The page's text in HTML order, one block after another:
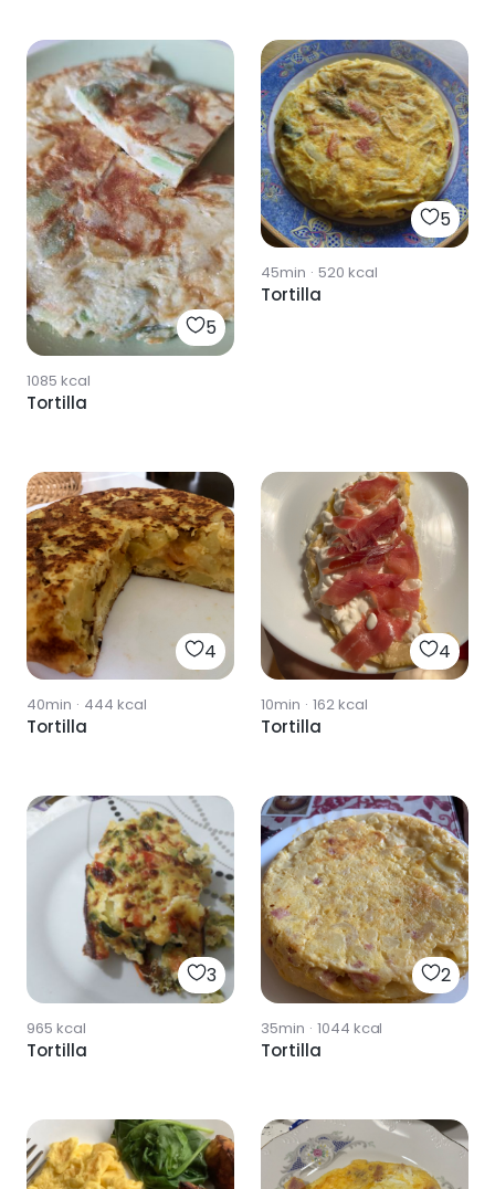
5
1085 kcal
Tortilla
5
45min · 520 kcal
Tortilla
4
40min · 444 kcal
Tortilla
4
10min · 162kcal
Tortilla
3
965 kcal
Tortilla
2
35min · 1044 kcal
Tortilla